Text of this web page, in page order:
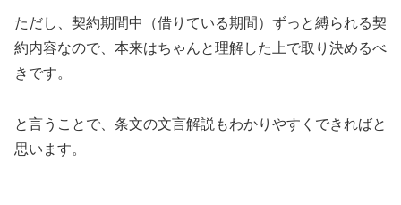
ただし、契約期間中（借りている期間）ずっと縛られる契
約内容なので、本来はちゃんと理解した上で取り決めるべ
きです。
と言うことで、条文の文言解説もわかりやすくできればと
思います。